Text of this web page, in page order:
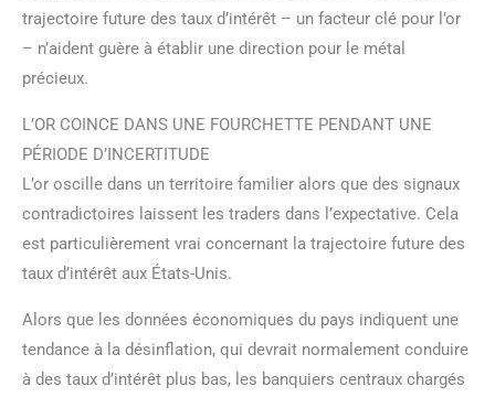
trajectoire future des taux d’intérêt – un facteur clé pour l’or
– n’aident guère à établir une direction pour le métal
précieux.
L’OR COINCE DANS UNE FOURCHETTE PENDANT UNE
PÉRIODE D’INCERTITUDE
L’or oscille dans un territoire familier alors que des signaux
contradictoires laissent les traders dans l’expectative. Cela
est particulièrement vrai concernant la trajectoire future des
taux d’intérêt aux États-Unis.
Alors que les données économiques du pays indiquent une
tendance à la désinflation, qui devrait normalement conduire
à des taux d’intérêt plus bas, les banquiers centraux chargés